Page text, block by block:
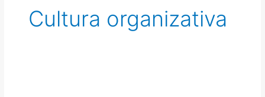
Cultura organizativa